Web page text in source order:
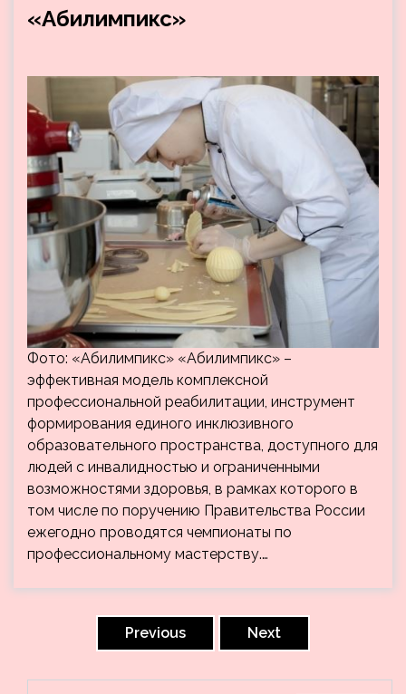
«Абилимпикс»
Фото: «Абилимпикс» «Абилимпикс» –
эффективная модель комплексной
профессиональной реабилитации, инструмент
формирования единого инклюзивного
образовательного пространства, доступного для
людей с инвалидностью и ограниченными
возможностями здоровья, в рамках которого в
том числе по поручению Правительства России
ежегодно проводятся чемпионаты по
профессиональному мастерству.…
Previous Next